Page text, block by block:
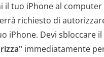
il tuo iPhone al computer
richiesto di
iPhone. Devi sbloccare
immediatamente